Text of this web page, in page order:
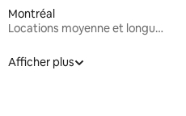
Montréal
Locations moyenne et longue durée
Afficher plus